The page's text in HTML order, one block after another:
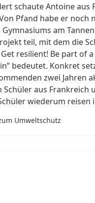
schaute Antoine
Pfand habe er
Gymnasiums am
teil, mit dem die
resilient! Be part of
bedeutet. Konkret
zwei
Schüler aus
wiederum reisen
Umweltschutz